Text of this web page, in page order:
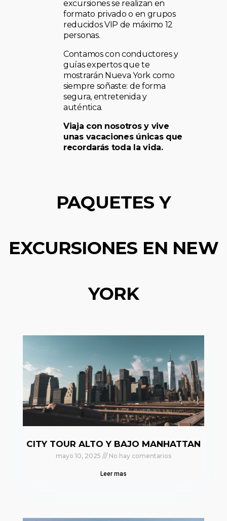
excursiones se realizan en
formato privado o en grupos
reducidos VIP de máximo 12
personas.
Contamos con conductores y
guías expertos que te
mostrarán Nueva York como
siempre soñaste: de forma
segura, entretenida y
auténtica.
Viaja con nosotros y vive
unas vacaciones únicas que
recordarás toda la vida.
PAQUETES Y
EXCURSIONES EN NEW
YORK
CITY TOUR ALTO Y BAJO MANHATTAN
mayo 10, 2025 No hay comentarios
Leer mas